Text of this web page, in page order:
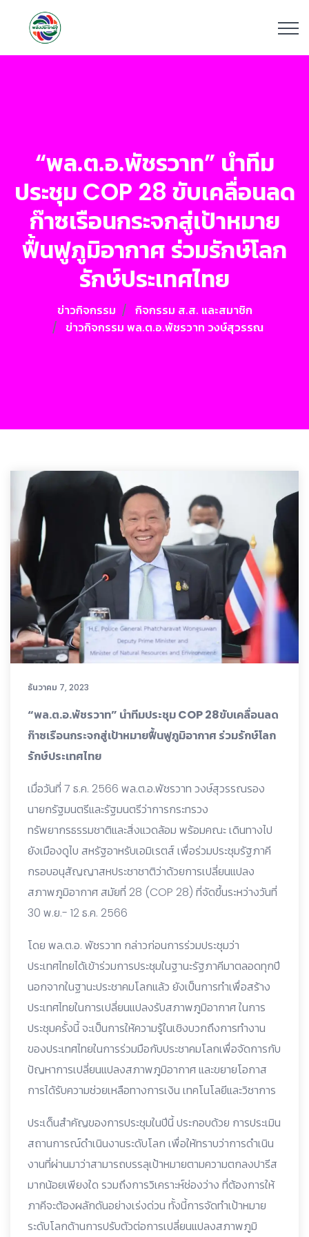
“พล.ต.อ.พัชรวาท” นำทีม
ประชุม COP 28 ขับเคลื่อนลด
ก๊าซเรือนกระจกสู่เป้าหมาย
ฟื้นฟูภูมิอากาศ ร่วมรักษ์โลก
รักษ์ประเทศไทย
ข่าวกิจกรรม
กิจกรรม ส.ส. และสมาชิก
ข่าวกิจกรรม พล.ต.อ.พัชรวาท วงษ์สุวรรณ
ธันวาคม 7, 2023
“พล.ต.อ.พัชรวาท” นำทีมประชุม COP 28ขับเคลื่อนลด
ก๊าซเรือนกระจกสู่เป้าหมายฟื้นฟูภูมิอากาศ ร่วมรักษ์โลก
รักษ์ประเทศไทย
เมื่อวันที่ 7 ธ.ค. 2566 พล.ต.อ.พัชรวาท วงษ์สุวรรณรอง
นายกรัฐมนตรีและรัฐมนตรีว่าการกระทรวง
ทรัพยากรธรรมชาติและสิ่งแวดล้อม พร้อมคณะ เดินทางไป
ยังเมืองดูไบ สหรัฐอาหรับเอมิเรตส์ เพื่อร่วมประชุมรัฐภาคี
กรอบอนุสัญญาสหประชาชาติว่าด้วยการเปลี่ยนแปลง
สภาพภูมิอากาศ สมัยที่ 28 (COP 28) ที่จัดขึ้นระหว่างวันที่
30 พ.ย.- 12 ธ.ค. 2566
โดย พล.ต.อ. พัชรวาท กล่าวก่อนการร่วมประชุมว่า
ประเทศไทยได้เข้าร่วมการประชุมในฐานะรัฐภาคีมาตลอดทุกปี
นอกจากในฐานะประชาคมโลกแล้ว ยังเป็นการทำเพื่อสร้าง
ประเทศไทยในการเปลี่ยนแปลงรับสภาพภูมิอากาศ ในการ
ประชุมครั้งนี้ จะเป็นการให้ความรู้ในเชิงบวกถึงการทำงาน
ของประเทศไทยในการร่วมมือกับประชาคมโลกเพื่อจัดการกับ
ปัญหาการเปลี่ยนแปลงสภาพภูมิอากาศ และขยายโอกาส
การได้รับความช่วยเหลือทางการเงิน เทคโนโลยีและวิชาการ
ประเด็นสำคัญของการประชุมในปีนี้ ประกอบด้วย การประเมิน
สถานการณ์ดำเนินงานระดับโลก เพื่อให้ทราบว่าการดำเนิน
งานที่ผ่านมาว่าสามารถบรรลุเป้าหมายตามความตกลงปารีส
มากน้อยเพียงใด รวมถึงการวิเคราะห์ช่องว่าง ที่ต้องการให้
ภาคีจะต้องผลักดันอย่างเร่งด่วน ทั้งนี้การจัดทำเป้าหมาย
ระดับโลกด้านการปรับตัวต่อการเปลี่ยนแปลงสภาพภูมิ